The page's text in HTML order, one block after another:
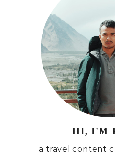
HI, I'M
a travel content